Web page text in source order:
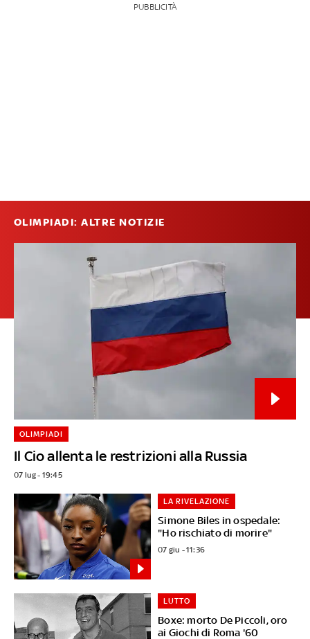
PUBBLICITÀ
OLIMPIADI: ALTRE NOTIZIE
Il Cio allenta le restrizioni alla Russia
OLIMPIADI
07 lug - 19:45
Simone Biles in ospedale:
"Ho rischiato di morire"
LA RIVELAZIONE
07 giu - 11:36
Boxe: morto De Piccoli, oro
ai Giochi di Roma '60
LUTTO